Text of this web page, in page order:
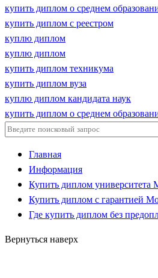
купить диплом о среднем
купить диплом с реестром
куплю диплом
куплю диплом
купить диплом техникума
купить диплом вуза
куплю диплом кандидата наук
купить диплом о среднем
Главная
Информация
Купить диплом университета
Купить диплом с гарантией
Где купить диплом без
Вернуться наверх